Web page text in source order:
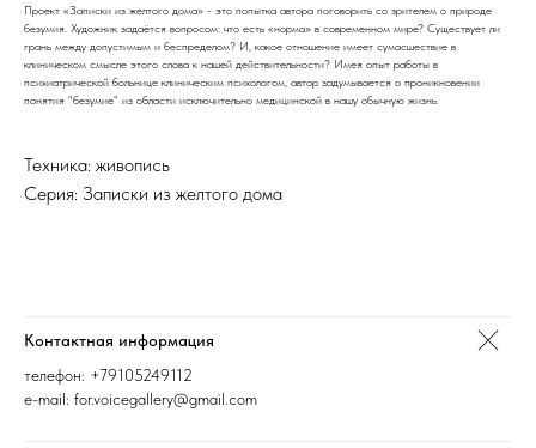
Проект «Записки из желтого дома» - это попытка автора поговорить со зрителем о природе
безумия. Художник задаётся вопросом: что есть «норма» в современном мире? Существует ли
грань между допустимым и беспределом? И, какое отношение имеет сумасшествие в
клиническом смысле этого слова к нашей действительности? Имея опыт работы в
психиатрической больнице клиническим психологом, автор задумывается о проникновении
понятия "безумие" из области исключительно медицинской в нашу обычную жизнь.
Техника: живопись
Серия: Записки из желтого дома
Контактная информация
телефон: +79105249112
e-mail: for.voicegallery@gmail.com